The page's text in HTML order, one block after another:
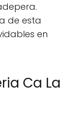
de esta
en
Ca La